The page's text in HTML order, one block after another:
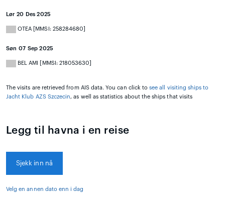
Lør 20 Des 2025
OTEA [MMSI: 258284680]
Søn 07 Sep 2025
BEL AMI [MMSI: 218053630]
The visits are retrieved from AIS data. You can click tosee all visiting ships to
Jacht Klub AZS Szczecin, as well as statistics about the ships that visits
Legg til havna i en reise
Sjekk inn nå
Velg en annen dato enn i dag